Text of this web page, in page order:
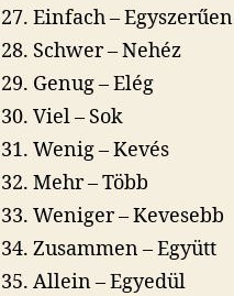
Einfach – Egyszerűen
Schwer – Nehéz
Genug – Elég
Viel – Sok
Wenig – Kevés
Mehr – Több
Weniger – Kevesebb
Zusammen – Együtt
Allein – Egyedül